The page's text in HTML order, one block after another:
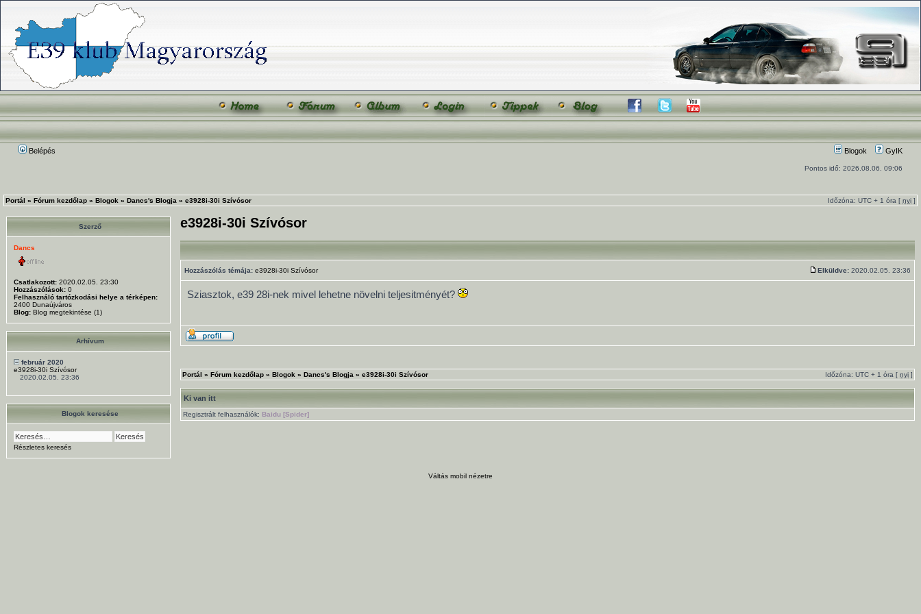
Belépés Blogok GyIK
Pontos idő: 2026.08.06. 09:06
Portál » Fórum kezdőlap » Blogok » Dancs's Blogja » e3928i-30i Szívósor Időzóna: UTC + 1 óra [ nyi ]
Szerző
Dancs
Csatlakozott: 2020.02.05. 23:30
Hozzászólások: 0
Felhasználó tartózkodási helye a térképen:
2400 Dunaújváros
Blog: Blog megtekintése (1)
Arhívum
február 2020
e3928i-30i Szívósor
2020.02.05. 23:36
Blogok keresése
Részletes keresés
e3928i-30i Szívósor
Hozzászólás témája: e3928i-30i Szívósor Elküldve: 2020.02.05. 23:36
Sziasztok, e39 28i-nek mivel lehetne növelni teljesitményét?
Portál » Fórum kezdőlap » Blogok » Dancs's Blogja » e3928i-30i Szívósor Időzóna: UTC + 1 óra [ nyi ]
Ki van itt
Regisztrált felhasználók: Baidu [Spider]
Váltás mobil nézetre